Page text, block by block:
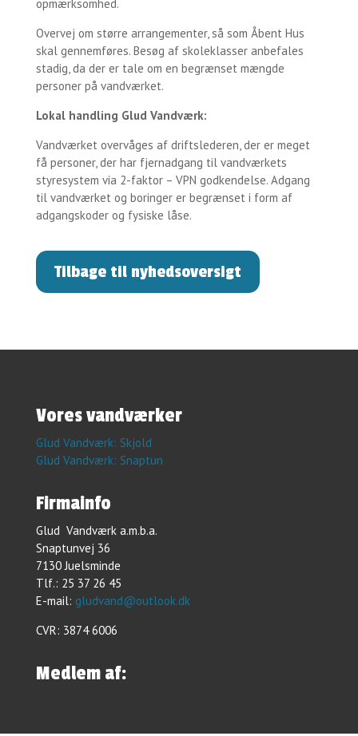
opmærksomhed.
Overvej om større arrangementer, så som Åbent Hus
skal gennemføres. Besøg af skoleklasser anbefales
stadig, da der er tale om en begrænset mængde
personer på vandværket.
Lokal handling Glud Vandværk:
Vandværket overvåges af driftslederen, der er meget
få personer, der har fjernadgang til vandværkets
styresystem via 2-faktor – VPN godkendelse. Adgang
til vandværket og boringer er begrænset i form af
adgangskoder og fysiske låse.
Tilbage til nyhedsoversigt
​Vores vandværker
Glud Vandværk: Skjold
Glud Vandværk: Snaptun
Firmainfo
Glud Vandværk a.m.b.a.
Snaptunvej 36
7130 Juelsminde
Tlf.: 25 37 26 45
E-mail: gludvand@outlook.dk
CVR: 3874 6006
Medlem af: